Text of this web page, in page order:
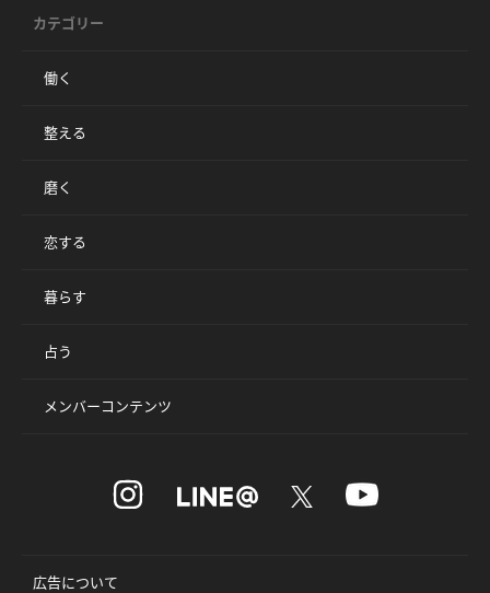
カテゴリー
働く
整える
磨く
恋する
暮らす
占う
メンバーコンテンツ
広告について